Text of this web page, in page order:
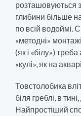
розташовуються
глибини більше
по всій водоймі.
«методні»
(як і «білу»)
«кулі», як на
Товстолобика
біля греблі, в
Найпростіший